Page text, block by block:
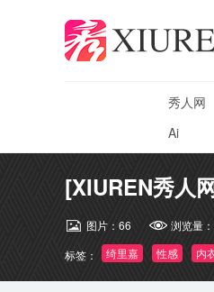
秀人网
Ai
[XIUREN秀人
图片： 66 浏览量：
标签：
绮里嘉 性感 内